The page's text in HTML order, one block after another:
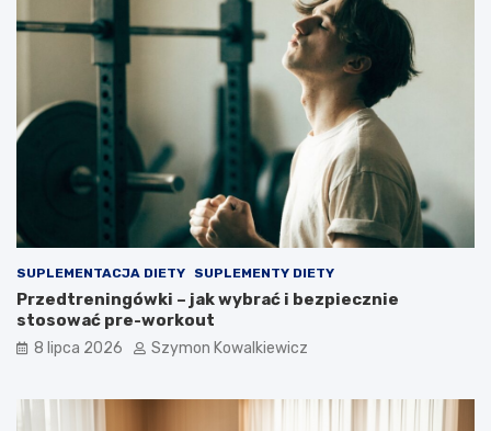
SUPLEMENTACJA DIETY SUPLEMENTY DIETY
Przedtreningówki – jak wybrać i bezpiecznie
stosować pre-workout
8 lipca 2026 Szymon Kowalkiewicz